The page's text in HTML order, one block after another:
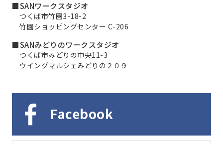
■SANワークスタジオ
つくば市竹園3-18-2
竹園ショッピングセンター C-206
■SANみどりのワークスタジオ
つくば市みどりの中央11-3
ウイングマルシェみどりの２０９
Facebook